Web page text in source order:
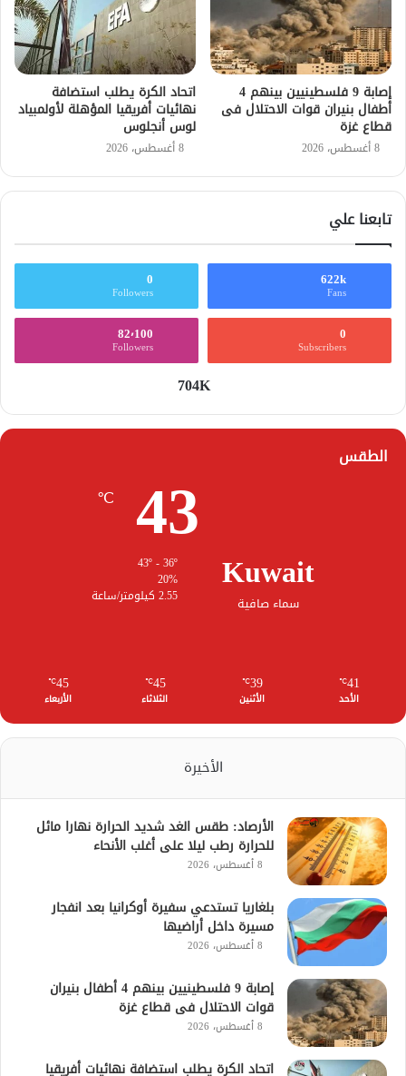
إصابة 9 فلسطينيين بينهم 4
أطفال بنيران قوات الاحتلال فى
قطاع غزة
8 أغسطس، 2026
اتحاد الكرة يطلب استضافة
نهائيات أفريقيا المؤهلة لأولمبياد
لوس أنجلوس
8 أغسطس، 2026
تابعنا علي
622k
Fans
0
Followers
0
Subscribers
82٬100
Followers
704K
الطقس
Kuwait
سماء صافية
43
℃
20%
2.55 كيلومتر/ساعة
41
℃
الأحد
39
℃
الأثنين
45
℃
الثلاثاء
45
℃
الأربعاء
الأخيرة
الأرصاد: طقس الغد شديد الحرارة نهارا مائل
للحرارة رطب ليلا على أغلب الأنحاء
8 أغسطس، 2026
بلغاريا تستدعي سفيرة أوكرانيا بعد انفجار
مسيرة داخل أراضيها
8 أغسطس، 2026
إصابة 9 فلسطينيين بينهم 4 أطفال بنيران
قوات الاحتلال فى قطاع غزة
8 أغسطس، 2026
اتحاد الكرة يطلب استضافة نهائيات أفريقيا